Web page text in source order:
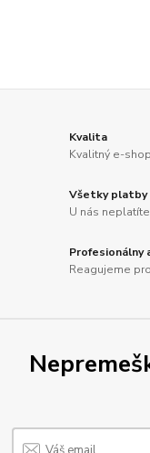
Kvalita
Kvalitný e-
Všetky platby
U nás
Reagujeme